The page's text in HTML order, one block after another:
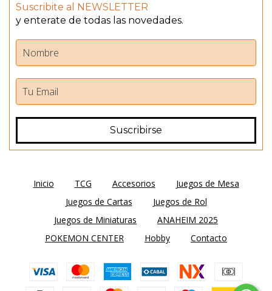
Suscribite al NEWSLETTER
y enterate de todas las novedades.
Inicio TCG Accesorios
Juegos de Mesa
Juegos de Cartas
Juegos de Rol
Juegos de Miniaturas
ANAHEIM 2025
POKEMON CENTER
Hobby Contacto